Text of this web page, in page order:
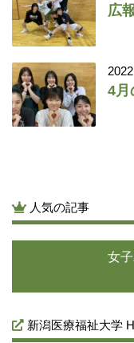
広
4月
人気の記事
女
新潟医療福祉大学